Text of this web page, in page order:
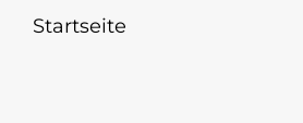
Startseite